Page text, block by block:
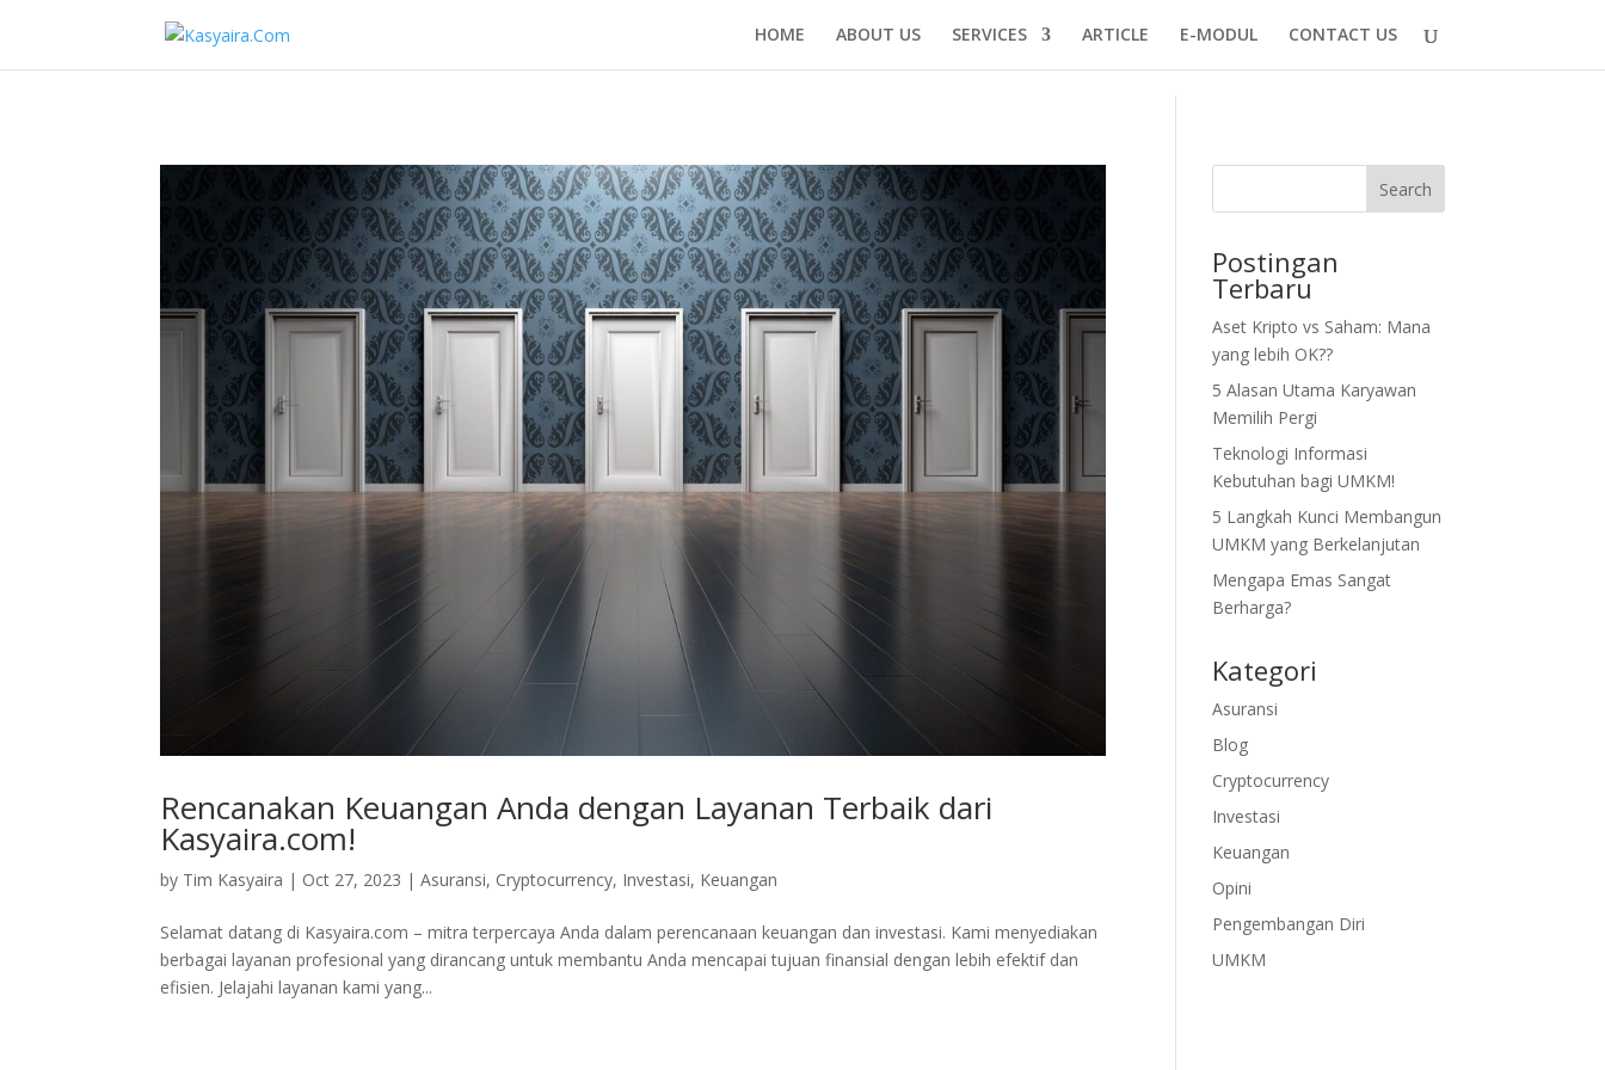
HOME ABOUT US SERVICES ARTICLE E-MODUL CONTACT US
Rencanakan Keuangan Anda dengan Layanan Terbaik dari
Kasyaira.com!
by Tim Kasyaira | Oct 27, 2023 |Asuransi, Cryptocurrency, Investasi, Keuangan
Selamat datang di Kasyaira.com – mitra terpercaya Anda dalam perencanaan keuangan dan investasi. Kami menyediakan
berbagai layanan profesional yang dirancang untuk membantu Anda mencapai tujuan finansial dengan lebih efektif dan
efisien. Jelajahi layanan kami yang...
Search
Postingan
Terbaru
Aset Kripto vs Saham: Mana
yang lebih OK??
5 Alasan Utama Karyawan
Memilih Pergi
Teknologi Informasi
Kebutuhan bagi UMKM!
5 Langkah Kunci Membangun
UMKM yang Berkelanjutan
Mengapa Emas Sangat
Berharga?
Kategori
Asuransi
Blog
Cryptocurrency
Investasi
Keuangan
Opini
Pengembangan Diri
UMKM